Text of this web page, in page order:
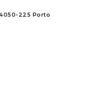
225 Porto